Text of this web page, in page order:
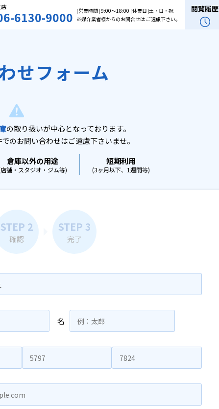
6130-9000
[営業時間] 9:00〜18:00 [休業日]土・日・祝
※媒介業者様からのお問合せは ご遠慮下さい。
閲覧履歴
せフォーム
の取り扱いが中心となっております。
のお問い合わせはご遠慮下さいませ。
倉庫以外の用途
舗・スタジオ・ジム等)
短期利用
(3ヶ月以下、1週間等)
STEP 2
確認
STEP 3
完了
名